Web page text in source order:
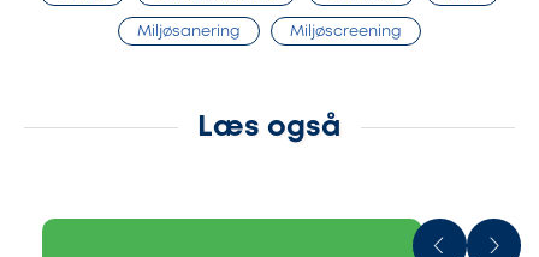
Miljøsanering Miljøscreening
Læs også